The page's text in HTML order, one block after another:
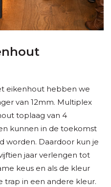
eikenhout hebben we
van 12mm. Multiplex
toplaag van 4
kunnen in de toekomst
worden. Daardoor kun je
jaar verlengen tot
keus en als de kleur
trap in een andere kleur.